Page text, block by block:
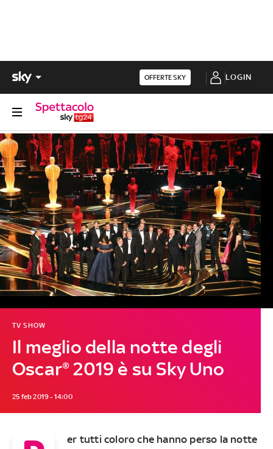
OFFERTE SKY LOGIN
Il meglio della notte degli
Oscar® 2019 è su Sky Uno
TV SHOW
25 feb 2019 - 14:00
er tutti coloro che hanno perso la notte